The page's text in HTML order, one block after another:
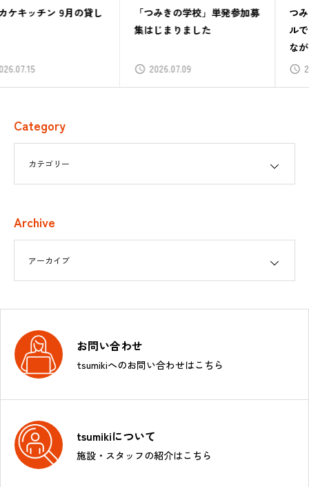
「つみきの学校」単発参加募
2026.07.09
つみきの学校番外編「ローカ
ルではじめる／ローカルでつ
2026.06.30
Category
Archive
お問い合わせ
tsumikiへのお問い合わせはこちら
tsumikiについて
施設・スタッフの紹介はこちら